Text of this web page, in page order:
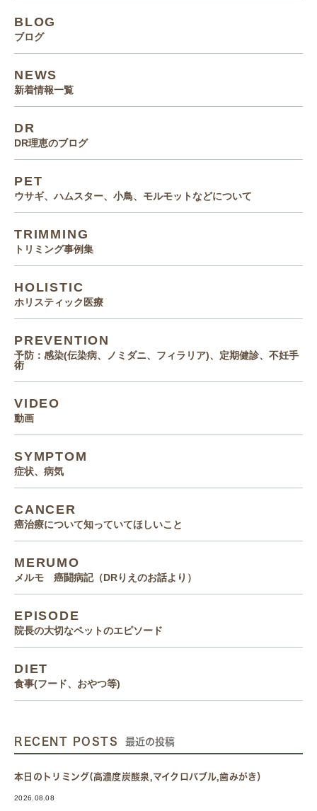
BLOG
ブログ
NEWS
新着情報一覧
DR
DR理恵のブログ
PET
ウサギ、ハムスター、小鳥、モルモットなどについて
TRIMMING
トリミング事例集
HOLISTIC
ホリスティック医療
PREVENTION
予防：感染(伝染病、ノミダニ、フィラリア)、定期健診、不妊手
術
VIDEO
動画
SYMPTOM
症状、病気
CANCER
癌治療について知っていてほしいこと
MERUMO
メルモ 癌闘病記（DRりえのお話より）
EPISODE
院長の大切なペットのエピソード
DIET
食事(フード、おやつ等)
RECENT POSTS 最近の投稿
本日のトリミング(高濃度炭酸泉,マイクロバブル,歯みがき）
2026.08.08